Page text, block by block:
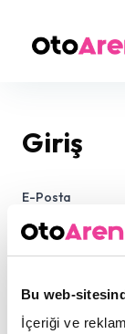
Bu web-
İçeriği ve
Giriş
E-Posta